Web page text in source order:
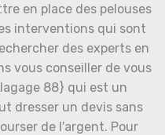
en place des pelouses
interventions qui sont
des experts en
vous conseiller de vous
88} qui est un
dresser un devis sans
de l'argent. Pour